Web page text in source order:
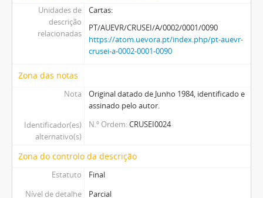
Unidades de
descrição
relacionadas
Cartas:
PT/AUEVR/CRUSEI/A/0002/0001/0090
https://atom.uevora.pt/index.php/pt-auevr-
crusei-a-0002-0001-0090
Zona das notas
Nota
Original datado de Junho 1984, identificado e
assinado pelo autor.
Identificador(es)
alternativo(s)
N.º Ordem CRUSEI0024
Zona do controlo da descrição
Estatuto
Final
Nível de detalhe
Parcial